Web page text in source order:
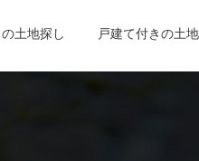
土地探し 戸建て付きの土